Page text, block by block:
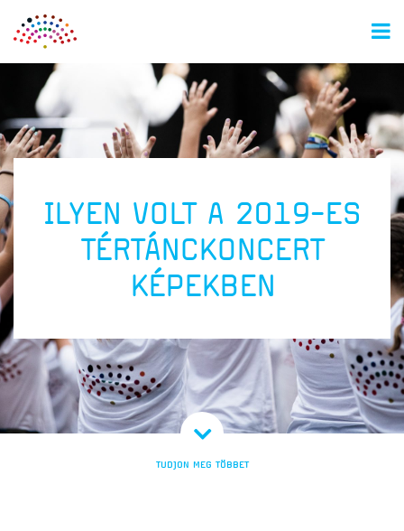
ILYEN VOLT A 2019-ES
TÉRTÁNCKONCERT
KÉPEKBEN
TUDJON MEG TÖBBET